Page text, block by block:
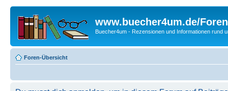
www.buecher4um.de/Foren
Buecher4um - Rezensionen und Informationen rund
Foren-Übersicht